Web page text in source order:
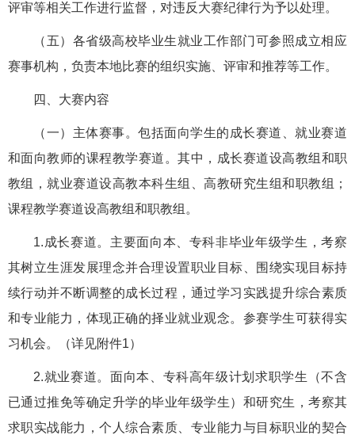
评审等相关工作进行监督，对违反大赛纪律行为予以处理。
（五）各省级高校毕业生就业工作部门可参照成立相应
赛事机构，负责本地比赛的组织实施、评审和推荐等工作。
四、大赛内容
（一）主体赛事。包括面向学生的成长赛道、就业赛道
和面向教师的课程教学赛道。其中，成长赛道设高教组和职
教组，就业赛道设高教本科生组、高教研究生组和职教组；
课程教学赛道设高教组和职教组。
1.成长赛道。主要面向本、专科非毕业年级学生，考察
其树立生涯发展理念并合理设置职业目标、围绕实现目标持
续行动并不断调整的成长过程，通过学习实践提升综合素质
和专业能力，体现正确的择业就业观念。参赛学生可获得实
习机会。（详见附件1）
2.就业赛道。面向本、专科高年级计划求职学生（不含
已通过推免等确定升学的毕业年级学生）和研究生，考察其
求职实战能力，个人综合素质、专业能力与目标职业的契合